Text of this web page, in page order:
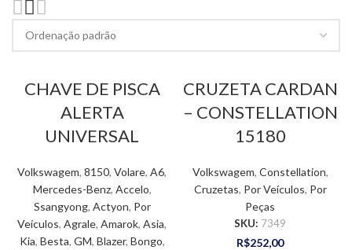
CHAVE DE PISCA
ALERTA
UNIVERSAL
Volkswagem, 8150, Volare, A6,
Mercedes-Benz, Accelo,
Ssangyong, Actyon, Por
Veículos, Agrale, Amarok, Asia,
Kia, Besta, GM, Blazer, Bongo,
CRUZETA CARDAN
– CONSTELLATION
15180
Volkswagem, Constellation,
Cruzetas, Por Veículos, Por
Peças
SKU: 7349
R$252,00